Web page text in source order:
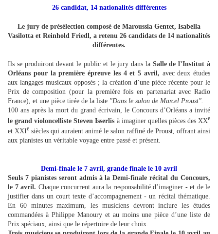
26 candidat, 14 nationalités différentes
Le jury de présélection composé de Maroussia Gentet, Isabella
Vasilotta et Reinhold Friedl, a retenu 26 candidats de 14 nationalités
différentes.
Ils se produiront devant le public et le jury dans la Salle de l’Institut à
Orléans pour la première épreuve les 4 et 5 avril, avec deux études
aux langages musicaux opposés ; la création d’une pièce récente pour le
Prix de composition (pour la première fois en partenariat avec Radio
France), et une pièce tirée de la liste "Dans le salon de Marcel Proust".
100 ans après la mort du grand écrivain, le Concours d’Orléans a invité
le grand violoncelliste Steven Isserlis à imaginer quelles pièces des XXe
et XXIe siècles qui auraient animé le salon raffiné de Proust, offrant ainsi
aux pianistes un véritable voyage entre passé et présent.
Demi-finale le 7 avril, grande finale le 10 avril
Seuls 7 pianistes seront admis à la Demi-finale récital du Concours,
le 7 avril. Chaque concurrent aura la responsabilité d’imaginer - et de le
justifier dans un court texte d’accompagnement - un récital thématique.
En 60 minutes maximum, les musiciens devront inclure les études
commandées à Philippe Manoury et au moins une pièce d’une liste de
Prix spéciaux, ainsi que le répertoire de leur choix.